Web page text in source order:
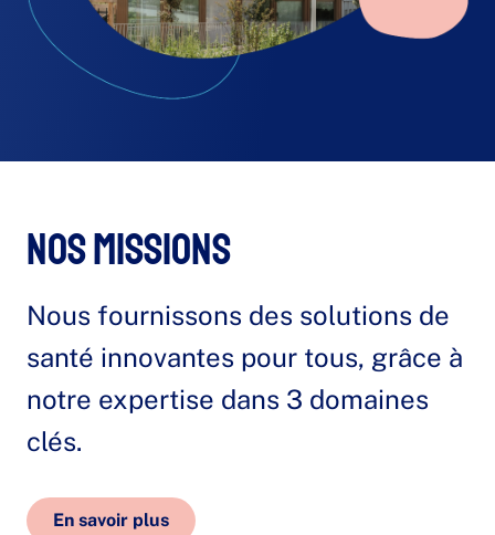
Nos missions
Nous fournissons des solutions de
santé innovantes pour tous, grâce à
notre expertise dans 3 domaines
clés.
En savoir plus